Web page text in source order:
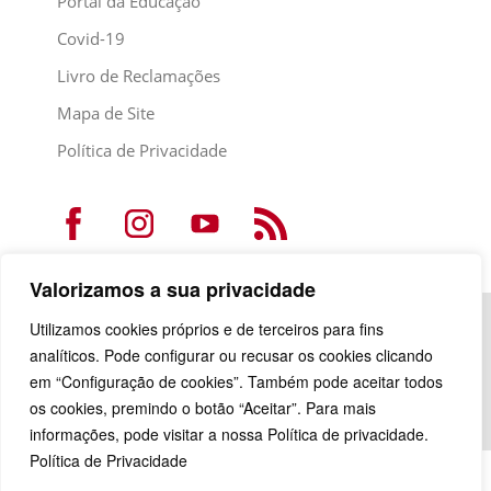
Valorizamos a sua privacidade
Utilizamos cookies próprios e de terceiros para fins
analíticos. Pode configurar ou recusar os cookies clicando
em “Configuração de cookies”. Também pode aceitar todos
os cookies, premindo o botão “Aceitar”. Para mais
informações, pode visitar a nossa Política de privacidade.
Política de Privacidade
Covid-19
Livro de Reclamações
Mapa de Site
Política de Privacidade